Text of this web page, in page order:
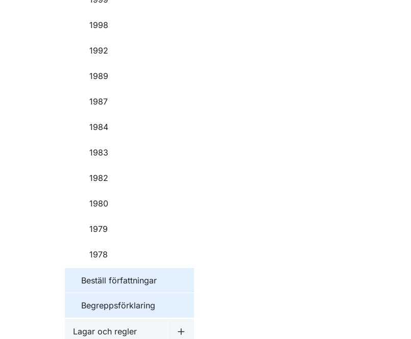
1998
1992
1989
1987
1984
1983
1982
1980
1979
1978
Beställ författningar
Begreppsförklaring
Lagar och regler
Undermeny för Lagar och regler